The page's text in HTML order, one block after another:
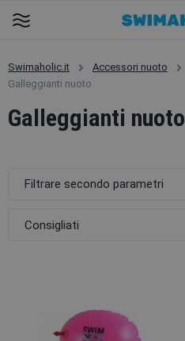
Swimaholic.it Accessori nuoto
Galleggianti nuoto
Galleggianti nuoto
Filtrare secondo parametri